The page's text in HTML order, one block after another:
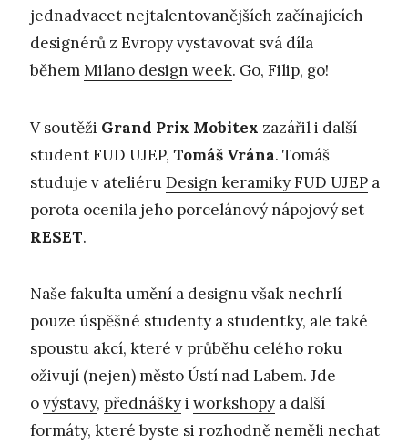
jednadvacet nejtalentovanějších začínajících
designérů z Evropy vystavovat svá díla
běhemMilano design week. Go, Filip, go!
V soutěži Grand Prix Mobitex zazářil i další
student FUD UJEP, Tomáš Vrána. Tomáš
studuje v ateliéruDesign keramiky FUD UJEP a
porota ocenila jeho porcelánový nápojový set
RESET.
Naše fakulta umění a designu však nechrlí
pouze úspěšné studenty a studentky, ale také
spoustu akcí, které v průběhu celého roku
oživují (nejen) město Ústí nad Labem. Jde
ovýstavy, přednáškyi workshopy a další
formáty, které byste si rozhodně neměli nechat